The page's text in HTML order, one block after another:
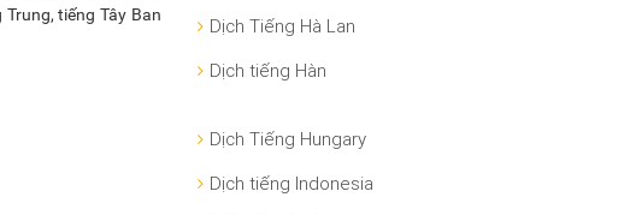
tiếng Tây Ban
Dịch Tiếng Hà Lan
Dịch tiếng Hàn
Dịch Tiếng Hungary
Dịch tiếng Indonesia